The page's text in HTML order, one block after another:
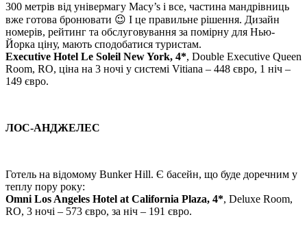
300 метрів від універмагу Macy’s і все, частина мандрівниць
вже готова бронювати 😉 І це правильне рішення. Дизайн
номерів, рейтинг та обслуговування за помірну для Нью-
Йорка ціну, мають сподобатися туристам.
Executive Hotel Le Soleil New York, 4*, Double Executive Queen
Room, RO, ціна на 3 ночі у системі Vitiana – 448 євро, 1 ніч –
149 євро.
ЛОС-АНДЖЕЛЕС
Готель на відомому Bunker Hill. Є басейн, що буде доречним у
теплу пору року:
Omni Los Angeles Hotel at California Plaza, 4*, Deluxe Room,
RO, 3 ночі – 573 євро, за ніч – 191 євро.